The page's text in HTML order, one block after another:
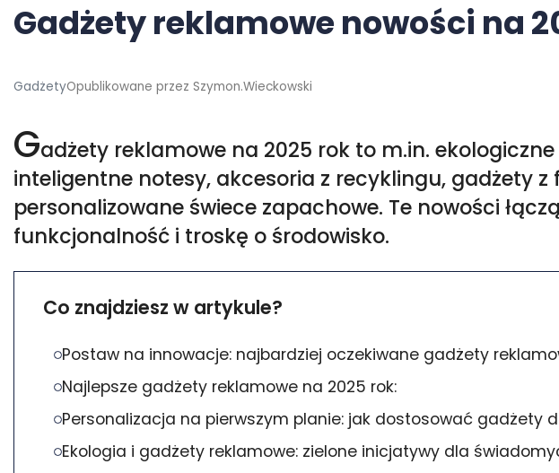
Gadżety reklamowe nowości na
GadżetyOpublikowane przez Szymon.wieckowski
Gadżety reklamowe na 2025 rok to m.in.
inteligentne notesy, akcesoria z recyklingu, gadżety z
personalizowane świece zapachowe. Te nowości
funkcjonalność i troskę o środowisko.
Co znajdziesz w artykule?
Postaw na innowacje: najbardziej oczekiwane gadżety
Najlepsze gadżety reklamowe na 2025 rok:
Personalizacja na pierwszym planie: jak dostosować gadżety
Ekologia i gadżety reklamowe: zielone inicjatywy dla